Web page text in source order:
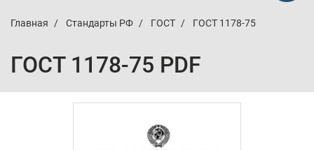
Главная Стандарты РФ ГОСТ ГОСТ 1178-75
ГОСТ 1178-75 PDF